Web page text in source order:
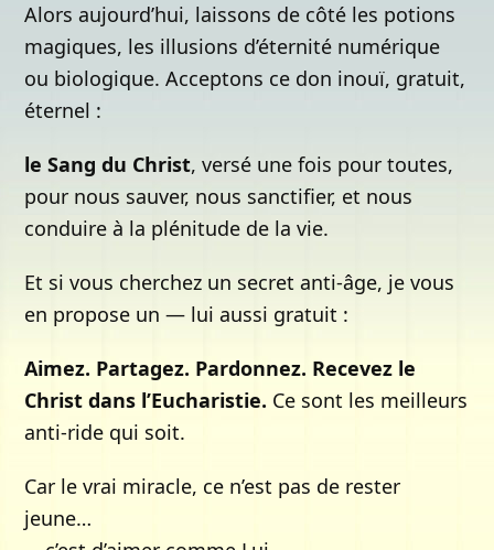
Alors aujourd’hui, laissons de côté les potions
magiques, les illusions d’éternité numérique
ou biologique. Acceptons ce don inouï, gratuit,
éternel :
le Sang du Christ, versé une fois pour toutes,
pour nous sauver, nous sanctifier, et nous
conduire à la plénitude de la vie.
Et si vous cherchez un secret anti-âge, je vous
en propose un — lui aussi gratuit :
Aimez. Partagez. Pardonnez. Recevez le
Christ dans l’Eucharistie. Ce sont les meilleurs
anti-ride qui soit.
Car le vrai miracle, ce n’est pas de rester
jeune…